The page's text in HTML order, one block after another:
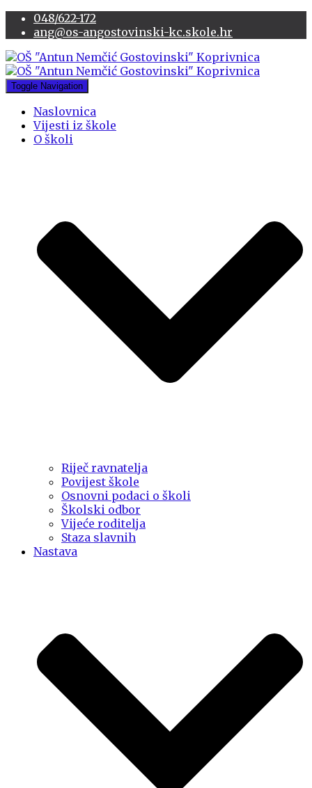
048/622-172
ang@os-angostovinski-kc.skole.hr
Toggle Navigation
Naslovnica
Vijesti iz škole
O školi
Riječ ravnatelja
Povijest škole
Osnovni podaci o školi
Školski odbor
Vijeće roditelja
Staza slavnih
Nastava